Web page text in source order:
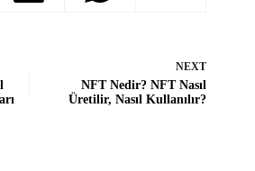
NEXT
NFT Nedir? NFT Nasıl
Üretilir, Nasıl Kullanılır?